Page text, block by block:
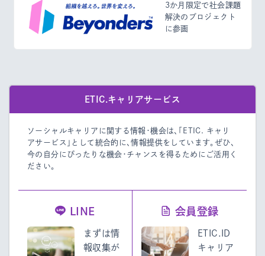
3か月限定で社会課題
解決のプロジェクト
に参画
ETIC.キャリアサービス
ソーシャルキャリアに関する情報・機会は、「ETIC. キャリ
アサービス」として統合的に、情報提供をしています。 ぜひ、
今の自分にぴったりな機会・チャンスを得るためにご活用く
ださい。
LINE
まずは情
報収集が
会員登録
ETIC.ID
キャリア